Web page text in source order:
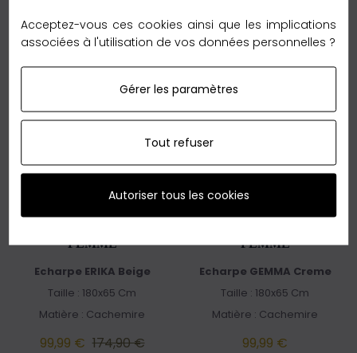
FEMME
Echarpe ERIKA Beige
Taille : 180x65 Cm
Matière : Cachemire
99,99 € 174,90 €
FEMME
Echarpe GEMMA Creme
Taille : 180x65 Cm
Matière : Cachemire
99,99 €
Acceptez-vous ces cookies ainsi que les implications
associées à l'utilisation de vos données personnelles ?
Gérer les paramètres
Tout refuser
Autoriser tous les cookies